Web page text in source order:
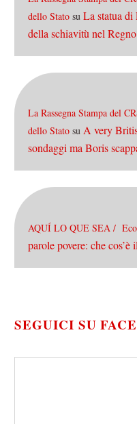
dello Stato su La statua
della schiavitù nel
La Rassegna Stampa del
dello Stato su A very
sondaggi ma Boris
AQUÍ LO QUE SEA /
parole povere: che cos’è
SEGUICI SU